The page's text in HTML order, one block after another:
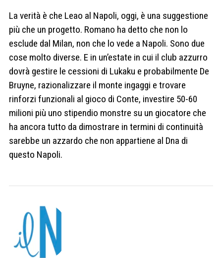
La verità è che Leao al Napoli, oggi, è una suggestione
più che un progetto. Romano ha detto che non lo
esclude dal Milan, non che lo vede a Napoli. Sono due
cose molto diverse. E in un’estate in cui il club azzurro
dovrà gestire le cessioni di Lukaku e probabilmente De
Bruyne, razionalizzare il monte ingaggi e trovare
rinforzi funzionali al gioco di Conte, investire 50-60
milioni più uno stipendio monstre su un giocatore che
ha ancora tutto da dimostrare in termini di continuità
sarebbe un azzardo che non appartiene al Dna di
questo Napoli.